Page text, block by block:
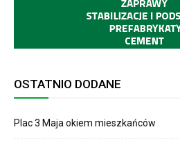
OSTATNIO DODANE
Plac 3 Maja okiem mieszkańców